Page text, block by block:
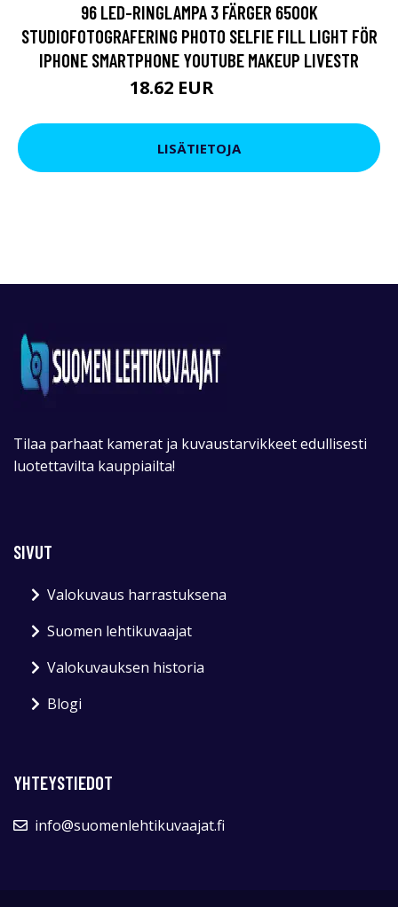
96 LED-RINGLAMPA 3 FÄRGER 6500K
STUDIOFOTOGRAFERING PHOTO SELFIE FILL LIGHT FÖR
IPHONE SMARTPHONE YOUTUBE MAKEUP LIVESTR
18.62 EUR
LISÄTIETOJA
Tilaa parhaat kamerat ja kuvaustarvikkeet edullisesti
luotettavilta kauppiailta!
SIVUT
Valokuvaus harrastuksena
Suomen lehtikuvaajat
Valokuvauksen historia
Blogi
YHTEYSTIEDOT
info@suomenlehtikuvaajat.fi